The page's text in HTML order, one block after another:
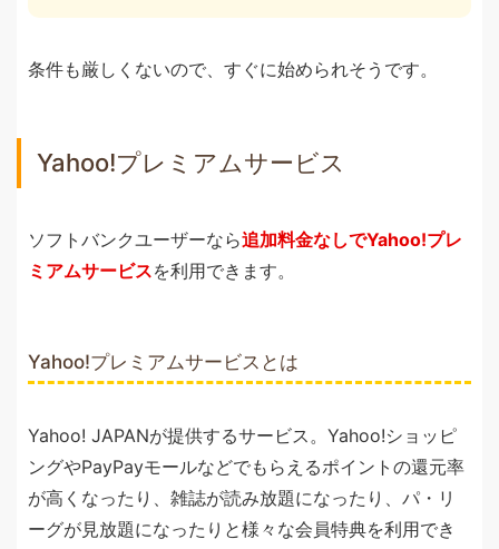
条件も厳しくないので、すぐに始められそうです。
Yahoo!プレミアムサービス
ソフトバンクユーザーなら追加料金なしでYahoo!プレ
ミアムサービスを利用できます。
Yahoo!プレミアムサービスとは
Yahoo! JAPANが提供するサービス。Yahoo!ショッピ
ングやPayPayモールなどでもらえるポイントの還元率
が高くなったり、雑誌が読み放題になったり、パ・リ
ーグが見放題になったりと様々な会員特典を利用でき